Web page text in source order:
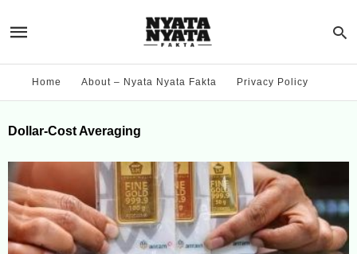
Home About – Nyata Nyata Fakta Privacy Policy
Dollar-Cost Averaging